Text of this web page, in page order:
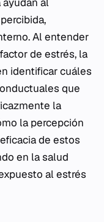
Al entender
de estrés, la
identificar cuáles
que
la
la percepción
de estos
en la salud
al estrés